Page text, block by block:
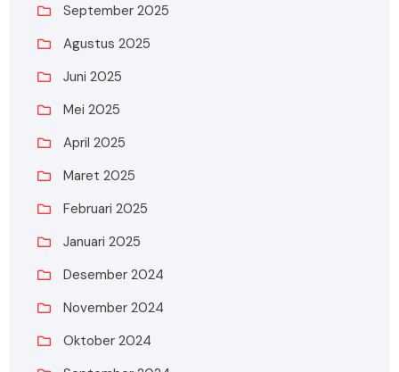
September 2025
Agustus 2025
Juni 2025
Mei 2025
April 2025
Maret 2025
Februari 2025
Januari 2025
Desember 2024
November 2024
Oktober 2024